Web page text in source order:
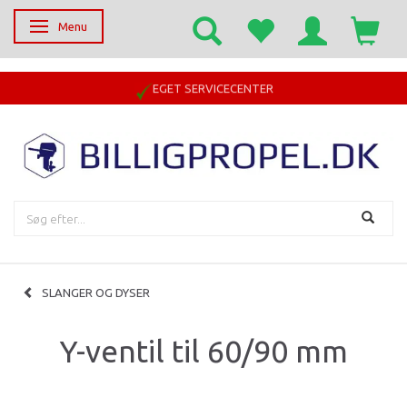
Skifte navigation
Menu
EGET SERVICECENTER
SLANGER OG DYSER
Y-ventil til 60/90 mm